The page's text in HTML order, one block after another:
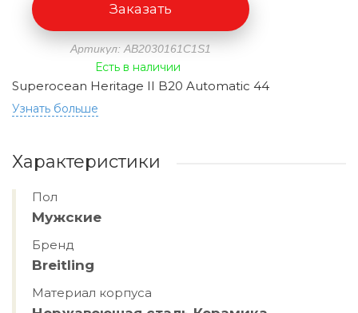
Артикул: AB2030161C1S1
Есть в наличии
Superocean Heritage II B20 Automatic 44
Узнать больше
Заказать
Характеристики
Пол
Мужские
Бренд
Breitling
Материал корпуса